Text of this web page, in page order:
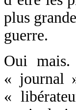
plus
guerre.
Oui
« journal
«